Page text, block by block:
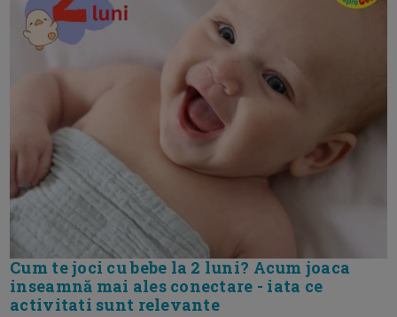
Cum te joci cu bebe la 2 luni? Acum joaca
inseamnă mai ales conectare - iata ce
activitati sunt relevante